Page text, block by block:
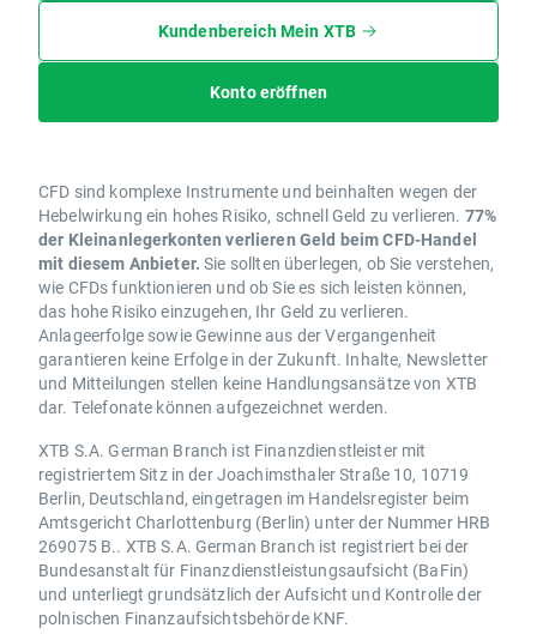
Kundenbereich Mein XTB
Konto eröffnen
CFD sind komplexe Instrumente und beinhalten wegen der
Hebelwirkung ein hohes Risiko, schnell Geld zu verlieren. 77%
der Kleinanlegerkonten verlieren Geld beim CFD-Handel
mit diesem Anbieter. Sie sollten überlegen, ob Sie verstehen,
wie CFDs funktionieren und ob Sie es sich leisten können,
das hohe Risiko einzugehen, Ihr Geld zu verlieren.
Anlageerfolge sowie Gewinne aus der Vergangenheit
garantieren keine Erfolge in der Zukunft. Inhalte, Newsletter
und Mitteilungen stellen keine Handlungsansätze von XTB
dar. Telefonate können aufgezeichnet werden.
XTB S.A. German Branch ist Finanzdienstleister mit
registriertem Sitz in der Joachimsthaler Straße 10, 10719
Berlin, Deutschland, eingetragen im Handelsregister beim
Amtsgericht Charlottenburg (Berlin) unter der Nummer HRB
269075 B.. XTB S.A. German Branch ist registriert bei der
Bundesanstalt für Finanzdienstleistungsaufsicht (BaFin)
und unterliegt grundsätzlich der Aufsicht und Kontrolle der
polnischen Finanzaufsichtsbehörde KNF.